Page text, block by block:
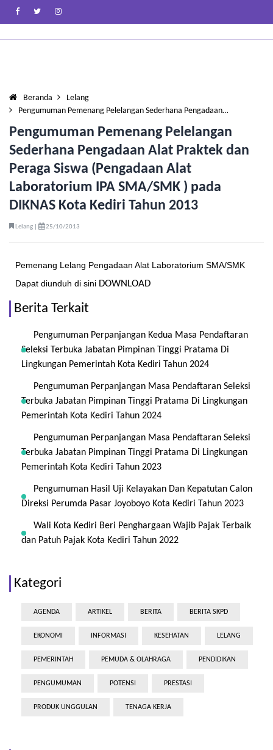
Beranda
Lelang
Pengumuman Pemenang Pelelangan Sederhana Pengadaan…
Pengumuman Pemenang Pelelangan
Sederhana Pengadaan Alat Praktek dan
Peraga Siswa (Pengadaan Alat
Laboratorium IPA SMA/SMK ) pada
DIKNAS Kota Kediri Tahun 2013
Lelang | 25/10/2013
Pemenang Lelang Pengadaan Alat Laboratorium SMA/SMK
Dapat diunduh di sini DOWNLOAD
Berita Terkait
Pengumuman Perpanjangan Kedua Masa Pendaftaran
Seleksi Terbuka Jabatan Pimpinan Tinggi Pratama Di
Lingkungan Pemerintah Kota Kediri Tahun 2024
Pengumuman Perpanjangan Masa Pendaftaran Seleksi
Terbuka Jabatan Pimpinan Tinggi Pratama Di Lingkungan
Pemerintah Kota Kediri Tahun 2024
Pengumuman Perpanjangan Masa Pendaftaran Seleksi
Terbuka Jabatan Pimpinan Tinggi Pratama Di Lingkungan
Pemerintah Kota Kediri Tahun 2023
Pengumuman Hasil Uji Kelayakan Dan Kepatutan Calon
Direksi Perumda Pasar Joyoboyo Kota Kediri Tahun 2023
Wali Kota Kediri Beri Penghargaan Wajib Pajak Terbaik
dan Patuh Pajak Kota Kediri Tahun 2022
Kategori
AGENDA ARTIKEL BERITA BERITA SKPD
EKONOMI INFORMASI KESEHATAN LELANG
PEMERINTAH PEMUDA & OLAHRAGA PENDIDIKAN
PENGUMUMAN POTENSI PRESTASI
PRODUK UNGGULAN TENAGA KERJA